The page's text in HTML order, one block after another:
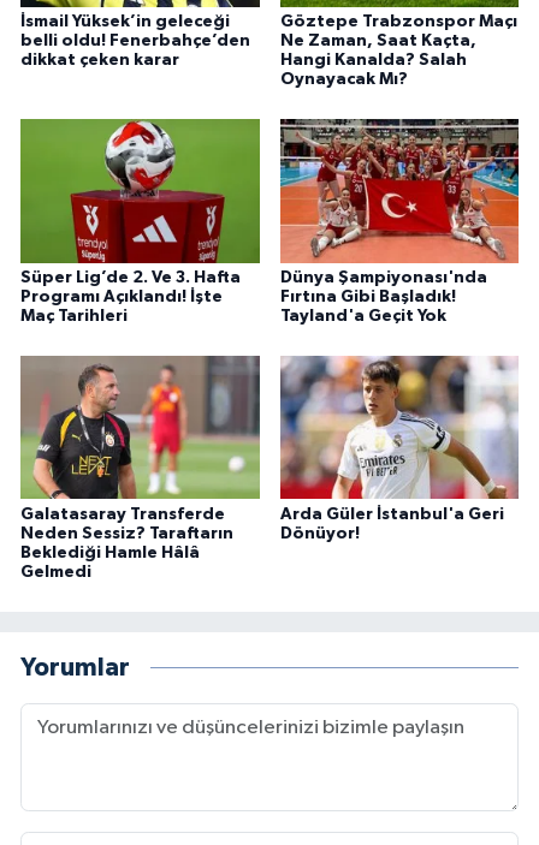
İsmail Yüksek’in geleceği
belli oldu! Fenerbahçe’den
dikkat çeken karar
Göztepe Trabzonspor Maçı
Ne Zaman, Saat Kaçta,
Hangi Kanalda? Salah
Oynayacak Mı?
Süper Lig’de 2. Ve 3. Hafta
Programı Açıklandı! İşte
Maç Tarihleri
Dünya Şampiyonası'nda
Fırtına Gibi Başladık!
Tayland'a Geçit Yok
Galatasaray Transferde
Neden Sessiz? Taraftarın
Beklediği Hamle Hâlâ
Gelmedi
Arda Güler İstanbul'a Geri
Dönüyor!
Yorumlar